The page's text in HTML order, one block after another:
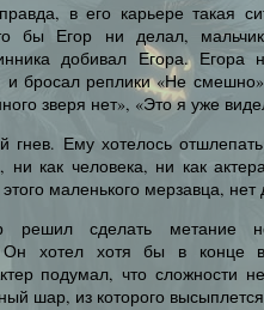
в его карьере такая
бы Егор ни делал,
добивал Егора. Егора
и бросал реплики «Не
зверя нет», «Это я уже
гнев. Ему хотелось
как человека, ни как
маленького мерзавца, нет
решил сделать метание
Он хотел хотя бы в конце
подумал, что сложности
шар, из которого